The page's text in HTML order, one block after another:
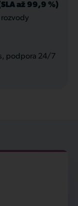
až 99,9 %)
podpora 24/7